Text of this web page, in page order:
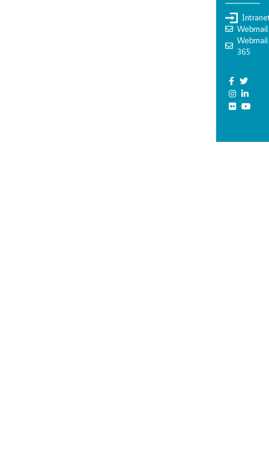
Webmail
Webmail
365